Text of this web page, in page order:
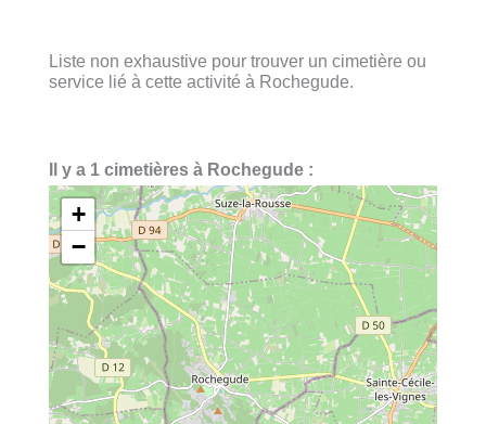
Liste non exhaustive pour trouver un cimetière ou
service lié à cette activité à Rochegude.
Il y a 1 cimetières à Rochegude :
+
−